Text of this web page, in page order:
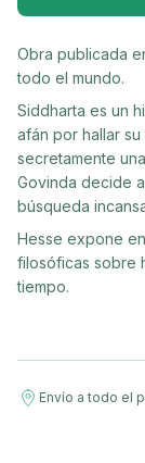
Obra publicada
todo el mundo.
Siddharta es un
afán por hallar
secretamente
Govinda decide
búsqueda
Hesse expone
filosóficas sobre
tiempo.
Envío a todo el